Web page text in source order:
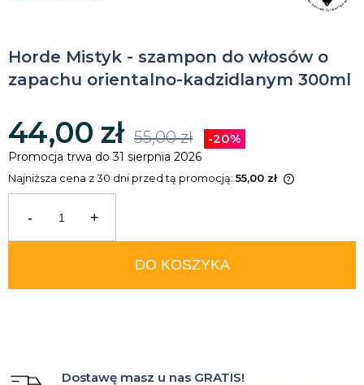
Horde Mistyk - szampon do włosów o
zapachu orientalno-kadzidlanym 300ml
44,00 zł 55,00 zł -20%
Promocja trwa do 31 sierpnia 2026
Najniższa cena z 30 dni przed tą promocją:55,00 zł
Jeżeli produkt jest sprzedawany
najniższa cena od momentu, kiedy
produkt pojawił się w sprzedaży.
- +
DO KOSZYKA
Dostawę masz u nas GRATIS!